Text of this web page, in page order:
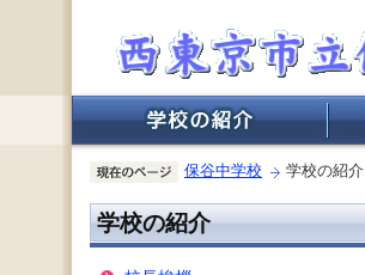
保谷中学校 学校の紹介
学校の紹介